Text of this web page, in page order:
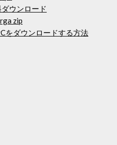
ウンロード
zip
をダウンロードする方法